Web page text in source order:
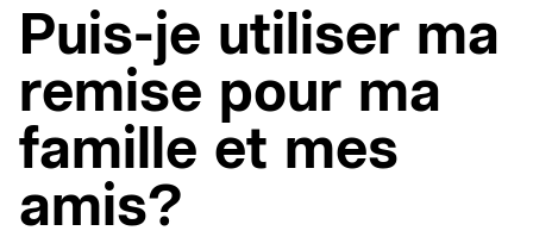
Puis-je utiliser ma
remise pour ma
famille et mes
amis?